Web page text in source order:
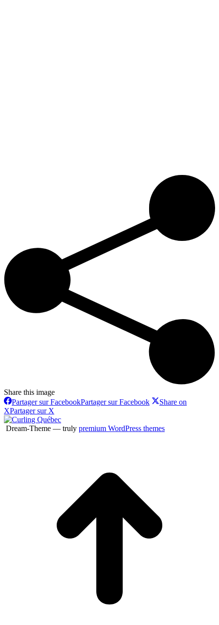
Share this image
Partager sur FacebookPartager sur Facebook
Share on
XPartager sur X
Dream-Theme — truly premium WordPress themes